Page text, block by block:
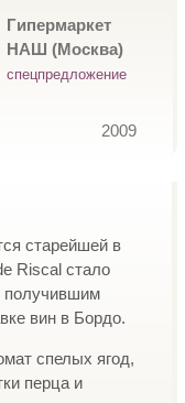
Гипермаркет
НАШ (Москва)
спецпредложение
2009
старейшей в
Riscal стало
получившим
вин в Бордо.
спелых ягод,
перца и